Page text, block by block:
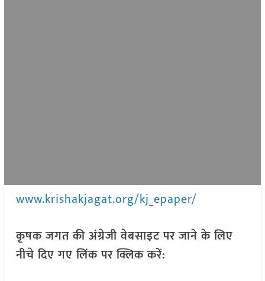
www.krishakjagat.org/kj_epaper/
कृषक जगत की अंग्रेजी वेबसाइट पर जाने के लिए
नीचे दिए गए लिंक पर क्लिक करें: